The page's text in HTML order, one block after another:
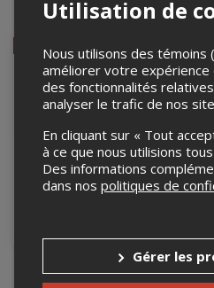
Événements à venir
Flash ton panache
2026
20 février 2027, 19h00
ANNULÉ
Utilisation de
Nous utilisons des témoins
améliorer votre
des fonctionnalités
analyser le trafic de nos
En cliquant sur « Tout
à ce que nous utilisions
Des informations
dans nos politiques de
Gérer les